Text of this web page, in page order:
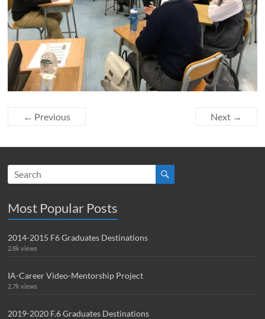
← Previous Next →
Most Popular Posts
2014-2015 F6 Graduates Destinations
2.8k views
IA-Career Video-Mentorship Project
2.7k views
2019-2020 F.6 Graduates Destinations